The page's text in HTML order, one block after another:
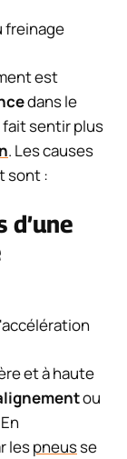
est
dans le
fait sentir plus
. Les causes
sont :
d’une
et à haute
ou
lespneusse